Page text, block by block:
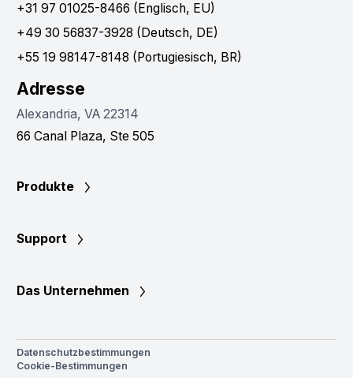
+31 97 01025-8466 (Englisch, EU)
+49 30 56837-3928 (Deutsch, DE)
+55 19 98147-8148 (Portugiesisch, BR)
Adresse
Alexandria, VA 22314
66 Canal Plaza, Ste 505
Produkte
Support
Das Unternehmen
Datenschutzbestimmungen
Cookie-Bestimmungen